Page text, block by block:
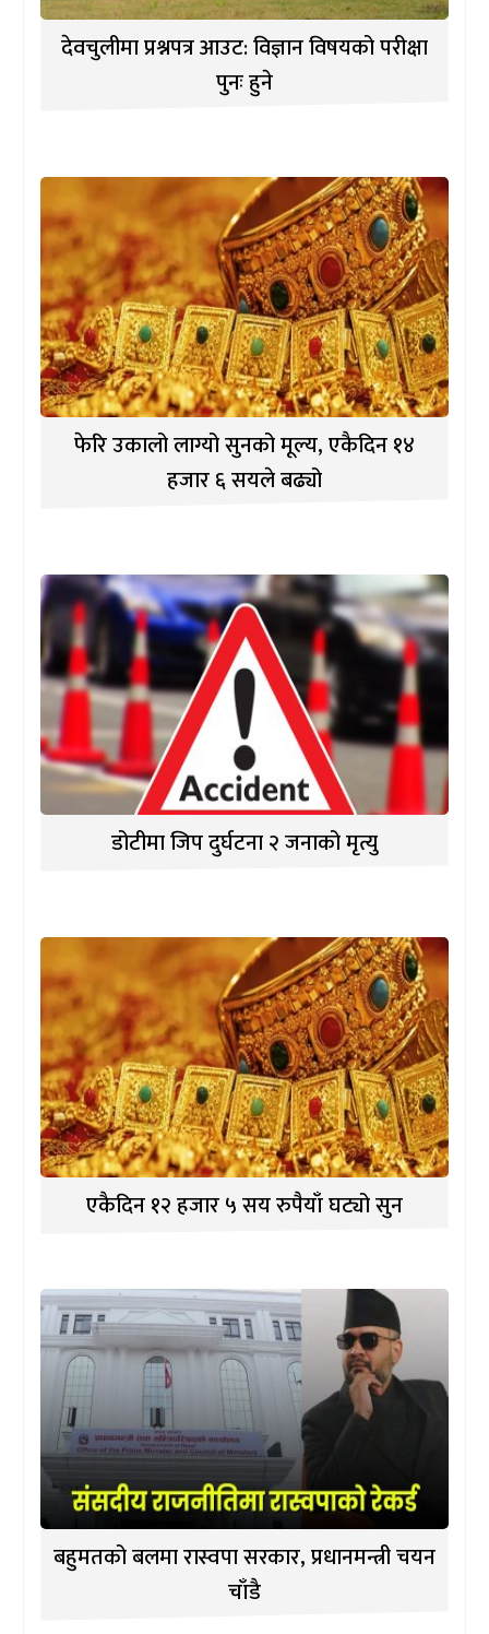
देवचुलीमा प्रश्नपत्र आउट: विज्ञान विषयको परीक्षा
पुनः हुने
फेरि उकालो लाग्यो सुनको मूल्य, एकैदिन १४
हजार ६ सयले बढ्यो
डोटीमा जिप दुर्घटना २ जनाको मृत्यु
एकैदिन १२ हजार ५ सय रुपैयाँ घट्यो सुन
बहुमतको बलमा रास्वपा सरकार, प्रधानमन्त्री चयन
चाँडै